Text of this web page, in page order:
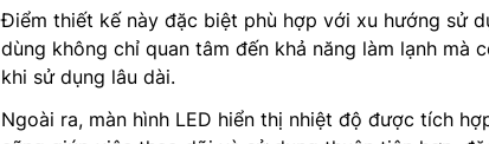
Điểm thiết kế này đặc biệt phù hợp với xu hướng sử
dùng không chỉ quan tâm đến khả năng làm lạnh mà
khi sử dụng lâu dài.
Ngoài ra, màn hình LED hiển thị nhiệt độ được tích